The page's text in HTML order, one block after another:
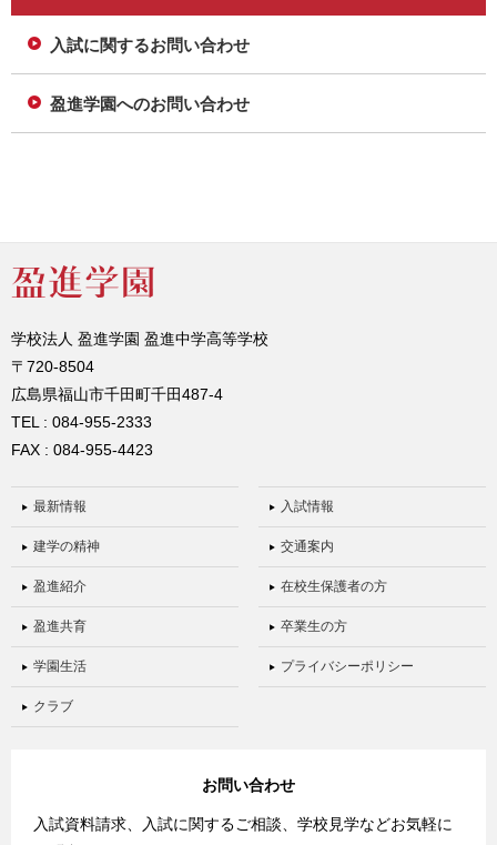
入試に関するお問い合わせ
盈進学園へのお問い合わせ
学校法人 盈進学園 盈進中学高等学校
〒720-8504
広島県福山市千田町千田487-4
TEL : 084-955-2333
FAX : 084-955-4423
最新情報
建学の精神
盈進紹介
盈進共育
学園生活
クラブ
入試情報
交通案内
在校生保護者の方
卒業生の方
プライバシーポリシー
お問い合わせ
入試資料請求、入試に関するご相談、学校見学などお気軽に